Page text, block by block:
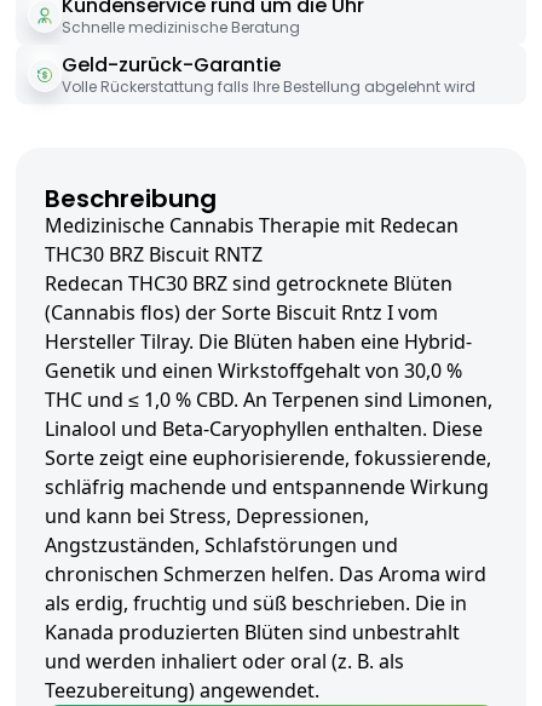
Kundenservice rund um die Uhr
Schnelle medizinische Beratung
Geld-zurück-Garantie
Volle Rückerstattung falls Ihre Bestellung abgelehnt wird
Beschreibung
Medizinische Cannabis Therapie mit Redecan
THC30 BRZ Biscuit RNTZ
Redecan THC30 BRZ sind getrocknete Blüten
(Cannabis flos) der Sorte Biscuit Rntz I vom
Hersteller Tilray. Die Blüten haben eine Hybrid-
Genetik und einen Wirkstoffgehalt von 30,0 %
THC und ≤ 1,0 % CBD. An Terpenen sind Limonen,
Linalool und Beta-Caryophyllen enthalten. Diese
Sorte zeigt eine euphorisierende, fokussierende,
schläfrig machende und entspannende Wirkung
und kann bei Stress, Depressionen,
Angstzuständen, Schlafstörungen und
chronischen Schmerzen helfen. Das Aroma wird
als erdig, fruchtig und süß beschrieben. Die in
Kanada produzierten Blüten sind unbestrahlt
und werden inhaliert oder oral (z. B. als
Teezubereitung) angewendet.